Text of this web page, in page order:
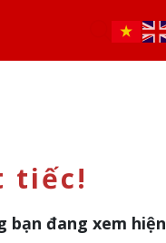
tiếc!
bạn đang xem hiện